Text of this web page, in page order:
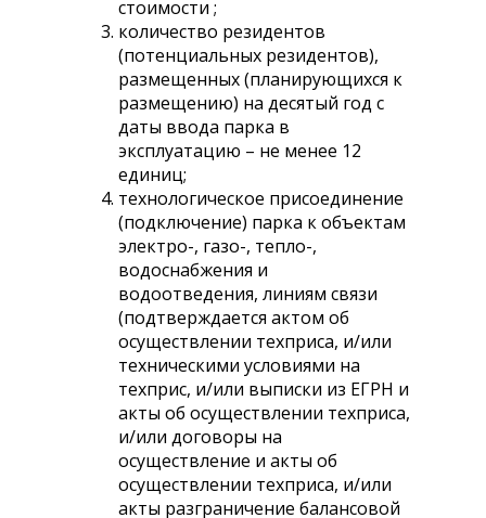
стоимости ;
количество резидентов
(потенциальных резидентов),
размещенных (планирующихся к
размещению) на десятый год с
даты ввода парка в
эксплуатацию – не менее 12
единиц;
технологическое присоединение
(подключение) парка к объектам
электро-, газо-, тепло-,
водоснабжения и
водоотведения, линиям связи
(подтверждается актом об
осуществлении техприса, и/или
техническими условиями на
техприс, и/или выписки из ЕГРН и
акты об осуществлении техприса,
и/или договоры на
осуществление и акты об
осуществлении техприса, и/или
акты разграничение балансовой